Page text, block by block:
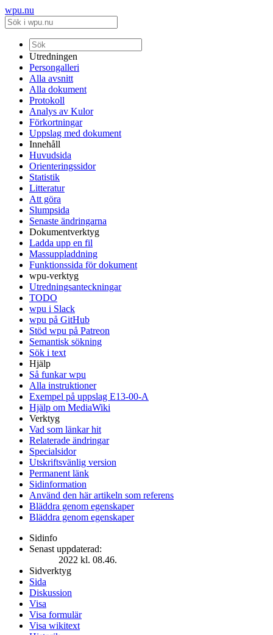
wpu.nu
Utredningen
Persongalleri
Alla avsnitt
Alla dokument
Protokoll
Analys av Kulor
Förkortningar
Uppslag med dokument
Innehåll
Huvudsida
Orienteringssidor
Statistik
Litteratur
Att göra
Slumpsida
Senaste ändringarna
Dokumentverktyg
Ladda upp en fil
Massuppladdning
Funktionssida för dokument
wpu-verktyg
Utredningsanteckningar
TODO
wpu i Slack
wpu på GitHub
Stöd wpu på Patreon
Semantisk sökning
Sök i text
Hjälp
Så funkar wpu
Alla instruktioner
Exempel på uppslag E13-00-A
Hjälp om MediaWiki
Verktyg
Vad som länkar hit
Relaterade ändringar
Specialsidor
Utskriftsvänlig version
Permanent länk
Sidinformation
Använd den här artikeln som referens
Bläddra genom egenskaper
Bläddra genom egenskaper
Sidinfo
Senast uppdaterad:
2022 kl. 08.46.
Sidverktyg
Sida
Diskussion
Visa
Visa formulär
Visa wikitext